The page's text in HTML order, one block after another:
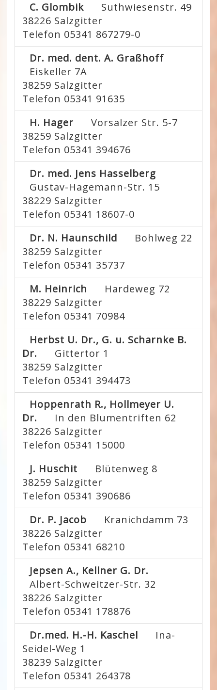
C. Glombik
Suthwiesenstr. 49
38226 Salzgitter
Telefon 05341 867279-0
Dr. med. dent. A. Graßhoff
Eiskeller 7A
38259 Salzgitter
Telefon 05341 91635
H. Hager
Vorsalzer Str. 5-7
38259 Salzgitter
Telefon 05341 394676
Dr. med. Jens Hasselberg
Gustav-Hagemann-Str. 15
38229 Salzgitter
Telefon 05341 18607-0
Dr. N. Haunschild
Bohlweg 22
38259 Salzgitter
Telefon 05341 35737
M. Heinrich
Hardeweg 72
38229 Salzgitter
Telefon 05341 70984
Herbst U. Dr., G. u. Scharnke B.
Dr.
Gittertor 1
38259 Salzgitter
Telefon 05341 394473
Hoppenrath R., Hollmeyer U.
Dr.
In den Blumentriften 62
38226 Salzgitter
Telefon 05341 15000
J. Huschit
Blütenweg 8
38259 Salzgitter
Telefon 05341 390686
Dr. P. Jacob
Kranichdamm 73
38226 Salzgitter
Telefon 05341 68210
Jepsen A., Kellner G. Dr.
Albert-Schweitzer-Str. 32
38226 Salzgitter
Telefon 05341 178876
Dr.med. H.-H. Kaschel
Ina-
Seidel-Weg 1
38239 Salzgitter
Telefon 05341 264378